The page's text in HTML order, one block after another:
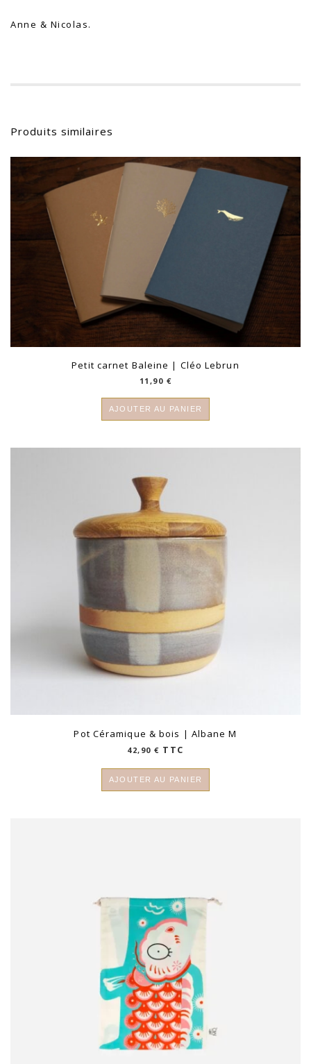
Anne & Nicolas.
Produits similaires
Petit carnet Baleine | Cléo Lebrun
11,90 €
AJOUTER AU PANIER
Pot Céramique & bois | Albane M
42,90€ TTC
AJOUTER AU PANIER